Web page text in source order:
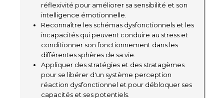
réflexivité pour améliorer sa sensibilité et son
intelligence émotionnelle.
Reconnaître les schémas dysfonctionnels et les
incapacités qui peuvent conduire au stress et
conditionner son fonctionnement dans les
différentes sphères de sa vie.
Appliquer des stratégies et des stratagèmes
pour se libérer d'un système perception
réaction dysfonctionnel et pour débloquer ses
capacités et ses potentiels.